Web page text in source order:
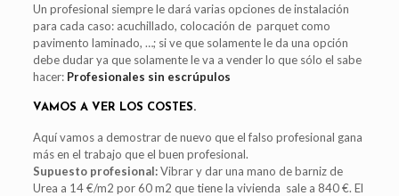
Un profesional siempre le dará varias opciones de instalación
para cada caso: acuchillado, colocación de parquet como
pavimento laminado, …; si ve que solamente le da una opción
debe dudar ya que solamente le va a vender lo que sólo el sabe
hacer: Profesionales sin escrúpulos
VAMOS A VER LOS COSTES.
Aquí vamos a demostrar de nuevo que el falso profesional gana
más en el trabajo que el buen profesional.
Supuesto profesional:Vibrar y dar una mano de barniz de
Urea a 14 €/m2 por 60 m2 que tiene la vivienda sale a 840 €. El